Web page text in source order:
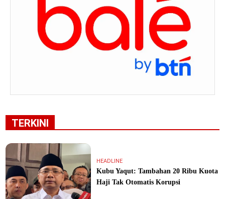
TERKINI
HEADLINE
Kubu Yaqut: Tambahan 20 Ribu Kuota
Haji Tak Otomatis Korupsi